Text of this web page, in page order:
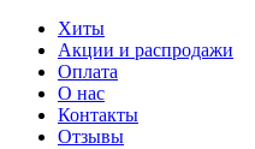
Хиты
Акции и распродажи
Оплата
О нас
Контакты
Отзывы